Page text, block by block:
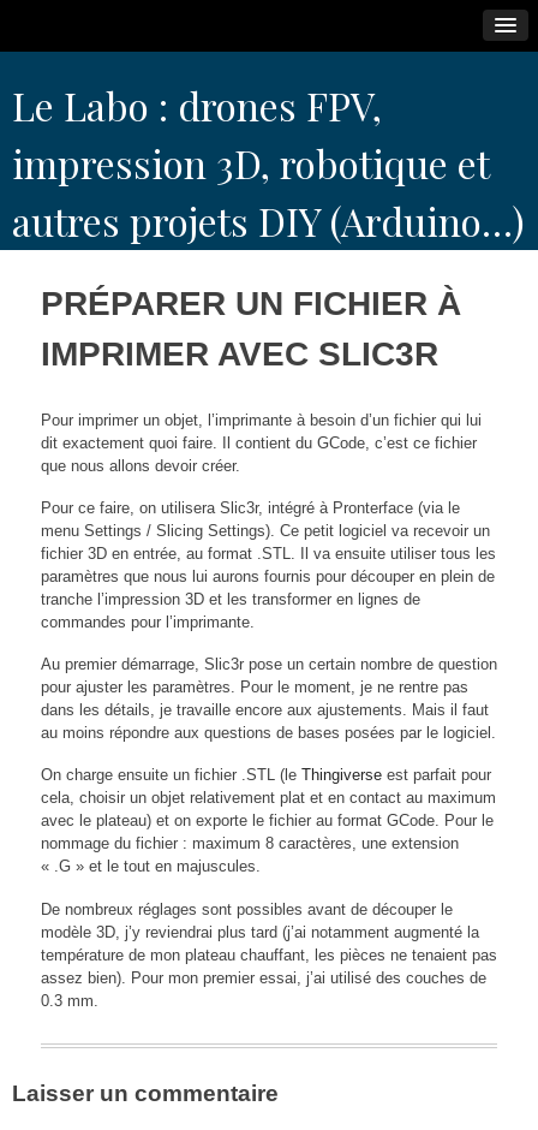
to
content
Le Labo : drones FPV,
impression 3D, robotique et
autres projets DIY (Arduino…)
PRÉPARER UN FICHIER À
IMPRIMER AVEC SLIC3R
Pour imprimer un objet, l’imprimante à besoin d’un fichier qui lui
dit exactement quoi faire. Il contient du GCode, c’est ce fichier
que nous allons devoir créer.
Pour ce faire, on utilisera Slic3r, intégré à Pronterface (via le
menu Settings / Slicing Settings). Ce petit logiciel va recevoir un
fichier 3D en entrée, au format .STL. Il va ensuite utiliser tous les
paramètres que nous lui aurons fournis pour découper en plein de
tranche l’impression 3D et les transformer en lignes de
commandes pour l’imprimante.
Au premier démarrage, Slic3r pose un certain nombre de question
pour ajuster les paramètres. Pour le moment, je ne rentre pas
dans les détails, je travaille encore aux ajustements. Mais il faut
au moins répondre aux questions de bases posées par le logiciel.
On charge ensuite un fichier .STL (le Thingiverse est parfait pour
cela, choisir un objet relativement plat et en contact au maximum
avec le plateau) et on exporte le fichier au format GCode. Pour le
nommage du fichier : maximum 8 caractères, une extension
« .G » et le tout en majuscules.
De nombreux réglages sont possibles avant de découper le
modèle 3D, j’y reviendrai plus tard (j’ai notamment augmenté la
température de mon plateau chauffant, les pièces ne tenaient pas
assez bien). Pour mon premier essai, j’ai utilisé des couches de
0.3 mm.
Laisser un commentaire